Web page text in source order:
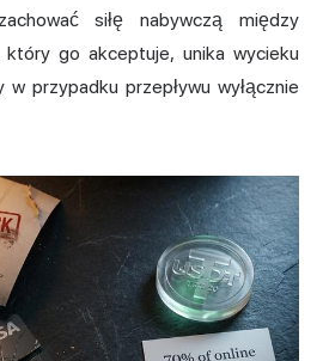
siłę nabywczą między
który go akceptuje, unika wycieku
przypadku przepływu wyłącznie